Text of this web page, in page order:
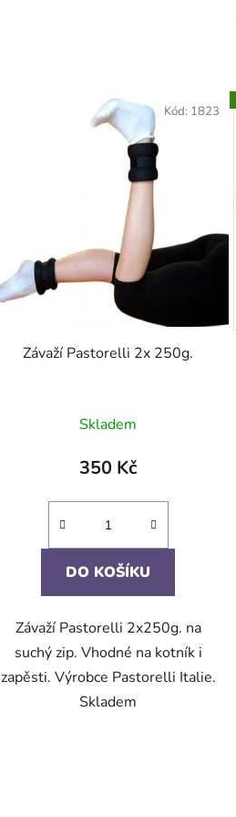
Závaží Pastorelli 2x 250g.
Skladem
350 Kč
DO KOŠÍKU
Závaží Pastorelli 2x250g. na
suchý zip. Vhodné na kotník i
zapěsti. Výrobce Pastorelli Italie.
Skladem
Kód: 1823